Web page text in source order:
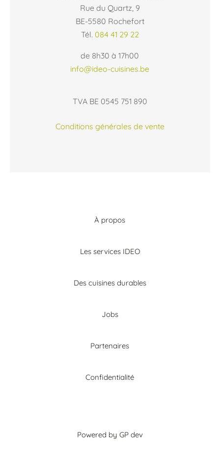
Rue du Quartz, 9
BE-5580 Rochefort
Tél. 084 41 29 22
de 8h30 à 17h00
info@ideo-cuisines.be
TVA BE 0545 751 890
Conditions générales de vente
À propos
Les services IDEO
Des cuisines durables
Jobs
Partenaires
Confidentialité
Powered by GP dev